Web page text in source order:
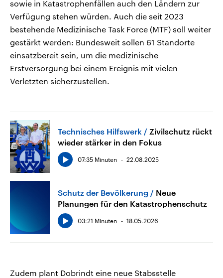
sowie in Katastrophenfällen auch den Ländern zur
Verfügung stehen würden. Auch die seit 2023
bestehende Medizinische Task Force (MTF) soll weiter
gestärkt werden: Bundesweit sollen 61 Standorte
einsatzbereit sein, um die medizinische
Erstversorgung bei einem Ereignis mit vielen
Verletzten sicherzustellen.
Technisches Hilfswerk
Zivilschutz rückt
wieder stärker in den Fokus
07:35 Minuten 22.08.2025
Schutz der Bevölkerung
Neue
Planungen für den Katastrophenschutz
03:21 Minuten 18.05.2026
Zudem plant Dobrindt eine neue Stabsstelle